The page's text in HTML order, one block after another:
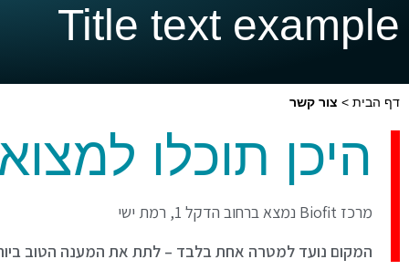
0
items
₪ 0.00
Title text example
דף הבית > צור קשר
היכן תוכלו
מרכז Biofit נמצא ברחוב הדקל 1, רמת ישי
המקום נועד למטרה אחת בלבד – לתת את המענה הטוב